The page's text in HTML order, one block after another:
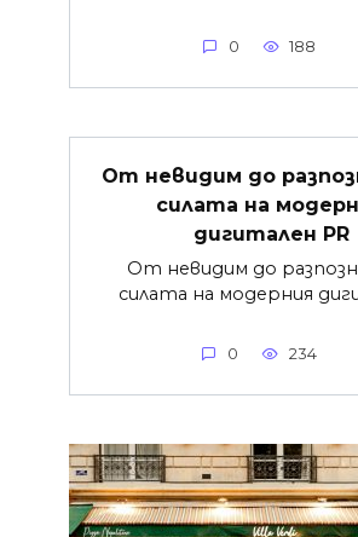
0 188
От невидим до
силата на
дигитален PR
От невидим до
силата на модерния
0 234